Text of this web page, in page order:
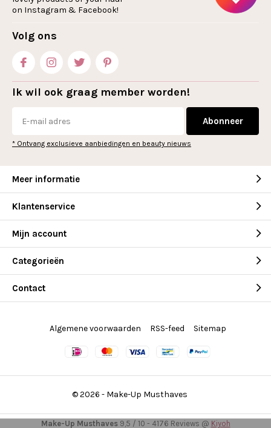
on Instagram & Facebook!
Volg ons
Ik wil ook graag member worden!
Abonneer
* Ontvang exclusieve aanbiedingen en beauty nieuws
Meer informatie
Klantenservice
Mijn account
Categorieën
Contact
© 2026 - Make-Up Musthaves
Algemene voorwaarden RSS-feed Sitemap
Make-Up Musthaves9,5 / 10 - 4176 Reviews @ Kiyoh